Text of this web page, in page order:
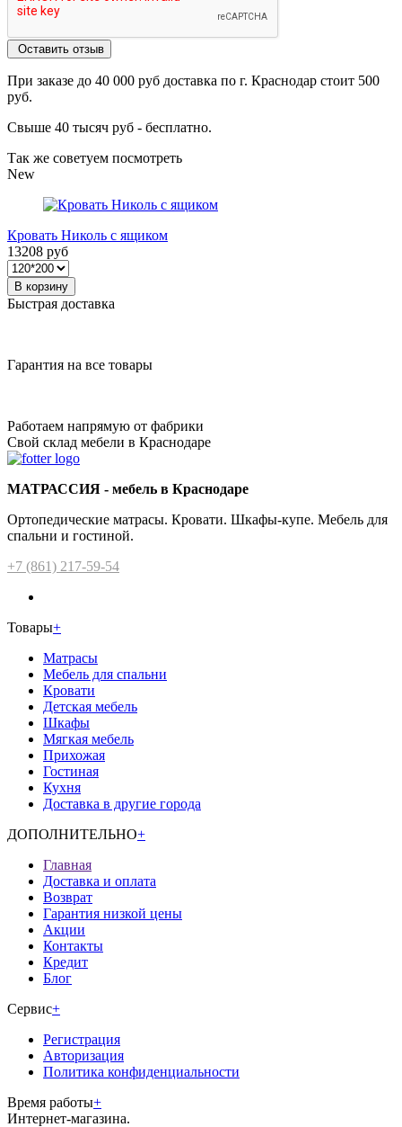
Оставить отзыв
При заказе до 40 000 руб доставка по г. Краснодар стоит 500
руб.
Свыше 40 тысяч руб - бесплатно.
Так же советуем посмотреть
New
Кровать Николь с ящиком
13208 руб
В корзину
Быстрая доставка
Гарантия на все товары
Работаем напрямую от фабрики
Свой склад мебели в Краснодаре
МАТРАССИЯ - мебель в Краснодаре
Ортопедические матрасы. Кровати. Шкафы-купе. Мебель для
спальни и гостиной.
+7 (861) 217-59-54
Товары+
Матрасы
Мебель для спальни
Кровати
Детская мебель
Шкафы
Мягкая мебель
Прихожая
Гостиная
Кухня
Доставка в другие города
ДОПОЛНИТЕЛЬНО+
Главная
Доставка и оплата
Возврат
Гарантия низкой цены
Акции
Контакты
Кредит
Блог
Сервис+
Регистрация
Авторизация
Политика конфиденциальности
Время работы+
Интернет-магазина.